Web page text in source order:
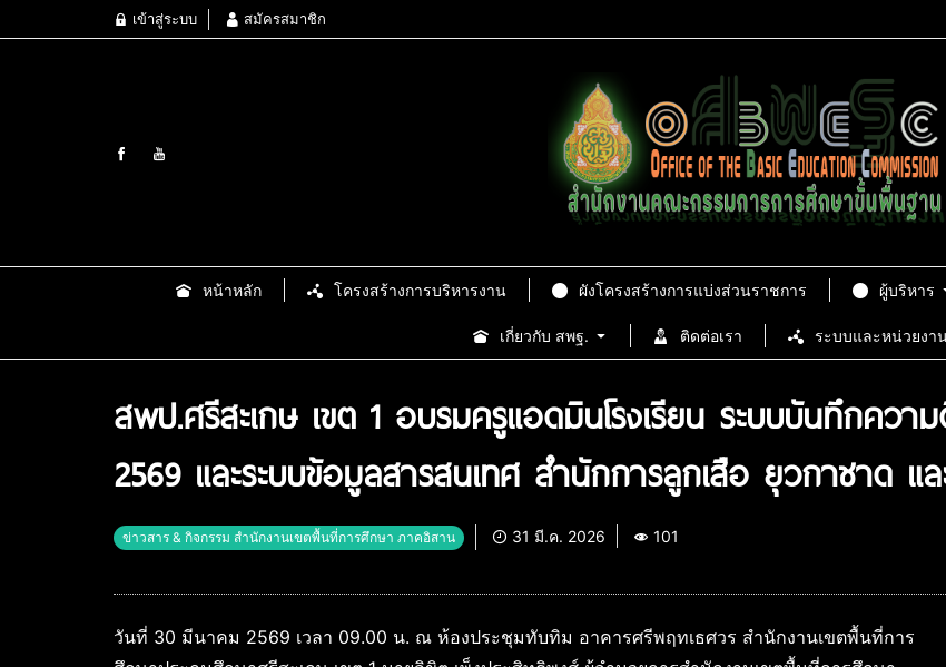
เข้าสู่ระบบ สมัครสมาชิก
หน้าหลัก โครงสร้างการบริหารงาน ผังโครงสร้างการแบ่งส่วนราชการ ผู้บริหาร
เกี่ยวกับ สพฐ. ติดต่อเรา ระบบและหน่วยงา
สพป.ศรีสะเกษ เขต 1 อบรมครูแอดมินโรงเรียน ระบบบันทึกควา
2569 และระบบข้อมูลสารสนเทศ สำนักการลูกเสือ ยุวกาชาด แ
ข่าวสาร & กิจกรรม สำนักงานเขตพื้นที่การศึกษา ภาคอิสาน 31 มี.ค. 2026 101
วันที่ 30 มีนาคม 2569 เวลา 09.00 น. ณ ห้องประชุมทับทิม อาคารศรีพฤทเธศวร สำนักงานเขตพื้นที่การ